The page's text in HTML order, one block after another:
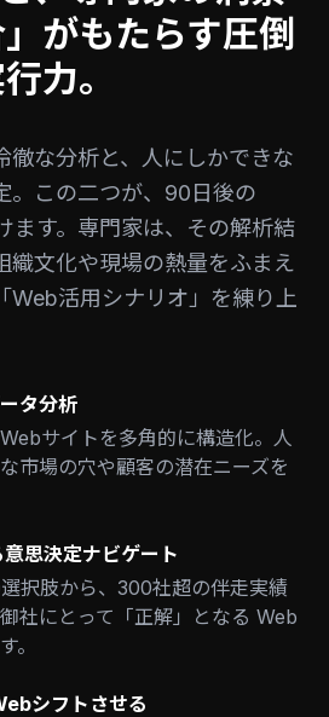
」がもたらす圧倒
力。
徹な分析と、人にしかできな
。この二つが、90日後の
ます。専門家は、その解析結
織文化や現場の熱量をふまえ
Web活用シナリオ」を練り上
タ分析
サイトを多角的に構造化。人
市場の穴や顧客の潜在ニーズを
思決定ナビゲート
択肢から、300社超の伴走実績
社にとって「正解」となる Web
。
シフトさせる